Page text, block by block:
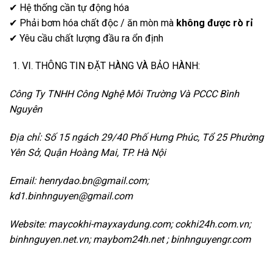
✔ Hệ thống cần tự động hóa
✔ Phải bơm hóa chất độc / ăn mòn mà không được rò rỉ
✔ Yêu cầu chất lượng đầu ra ổn định
VI. THÔNG TIN ĐẶT HÀNG VÀ BẢO HÀNH:
Công Ty TNHH Công Nghệ Môi Trường Và PCCC Bình
Nguyên
Địa chỉ: Số 15 ngách 29/40 Phố Hưng Phúc, Tổ 25 Phường
Yên Sở, Quận Hoàng Mai, TP. Hà Nội
Email: henrydao.bn@gmail.com;
kd1.binhnguyen@gmail.com
Website: maycokhi-mayxaydung.com; cokhi24h.com.vn;
binhnguyen.net.vn; maybom24h.net ; binhnguyengr.com